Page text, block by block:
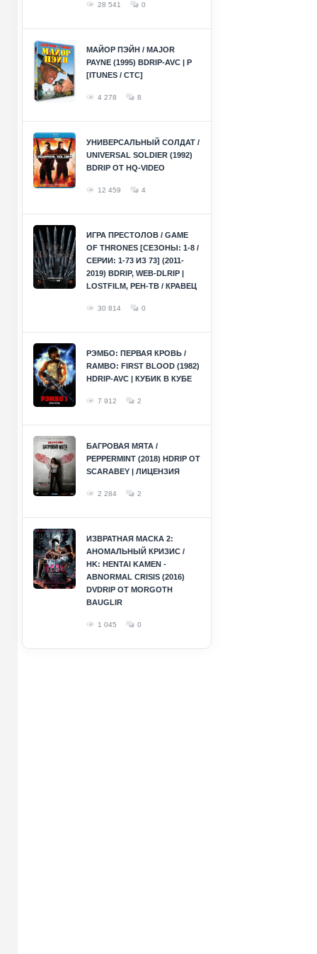
28 541 0
МАЙОР ПЭЙН / MAJOR
PAYNE (1995) BDRIP-AVC | P
[ITUNES / СТС]
4 278 8
УНИВЕРСАЛЬНЫЙ СОЛДАТ /
UNIVERSAL SOLDIER (1992)
BDRIP ОТ HQ-VIDEO
12 459 4
ИГРА ПРЕСТОЛОВ / GAME
OF THRONES [СЕЗОНЫ: 1-8 /
СЕРИИ: 1-73 ИЗ 73] (2011-
2019) BDRIP, WEB-DLRIP |
LOSTFILM, РЕН-ТВ / КРАВЕЦ
30 814 0
РЭМБО: ПЕРВАЯ КРОВЬ /
RAMBO: FIRST BLOOD (1982)
HDRIP-AVC | КУБИК В КУБЕ
7 912 2
БАГРОВАЯ МЯТА /
PEPPERMINT (2018) HDRIP ОТ
SCARABEY | ЛИЦЕНЗИЯ
2 284 2
ИЗВРАТНАЯ МАСКА 2:
АНОМАЛЬНЫЙ КРИЗИС /
HK: HENTAI KAMEN -
ABNORMAL CRISIS (2016)
DVDRIP ОТ MORGOTH
BAUGLIR
1 045 0